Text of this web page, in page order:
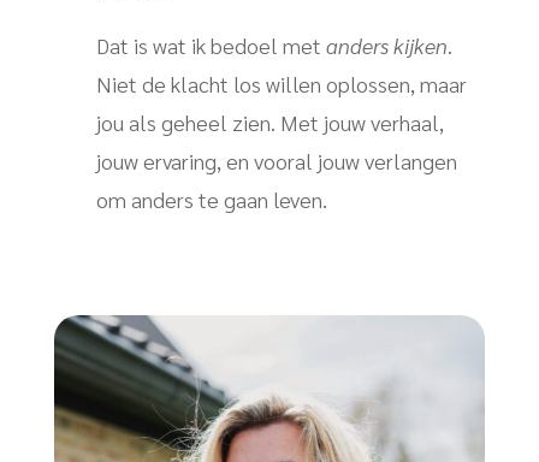
Dat is wat ik bedoel met anders kijken.
Niet de klacht los willen oplossen, maar
jou als geheel zien. Met jouw verhaal,
jouw ervaring, en vooral jouw verlangen
om anders te gaan leven.